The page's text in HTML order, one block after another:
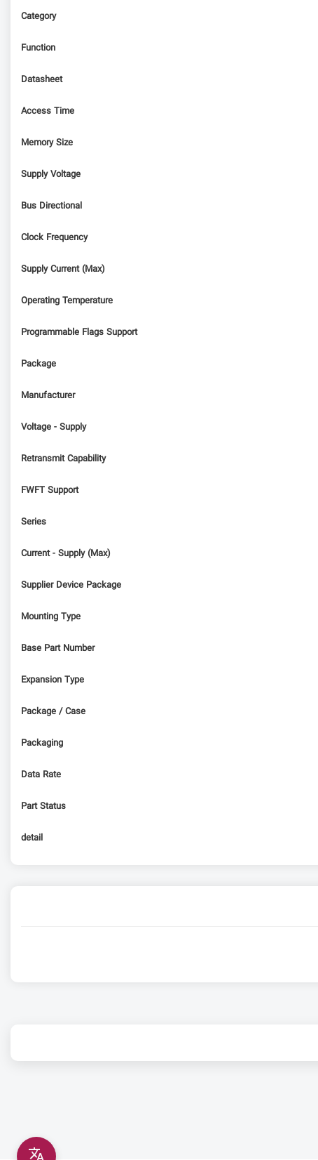
Category
Function
Datasheet
Access Time
Memory Size
Supply Voltage
Bus Directional
Clock Frequency
Supply Current (Max)
Operating Temperature
Programmable Flags Support
Package
Manufacturer
Voltage - Supply
Retransmit Capability
FWFT Support
Series
Current - Supply (Max)
Supplier Device Package
Mounting Type
Base Part Number
Expansion Type
Package / Case
Packaging
Data Rate
Part Status
detail